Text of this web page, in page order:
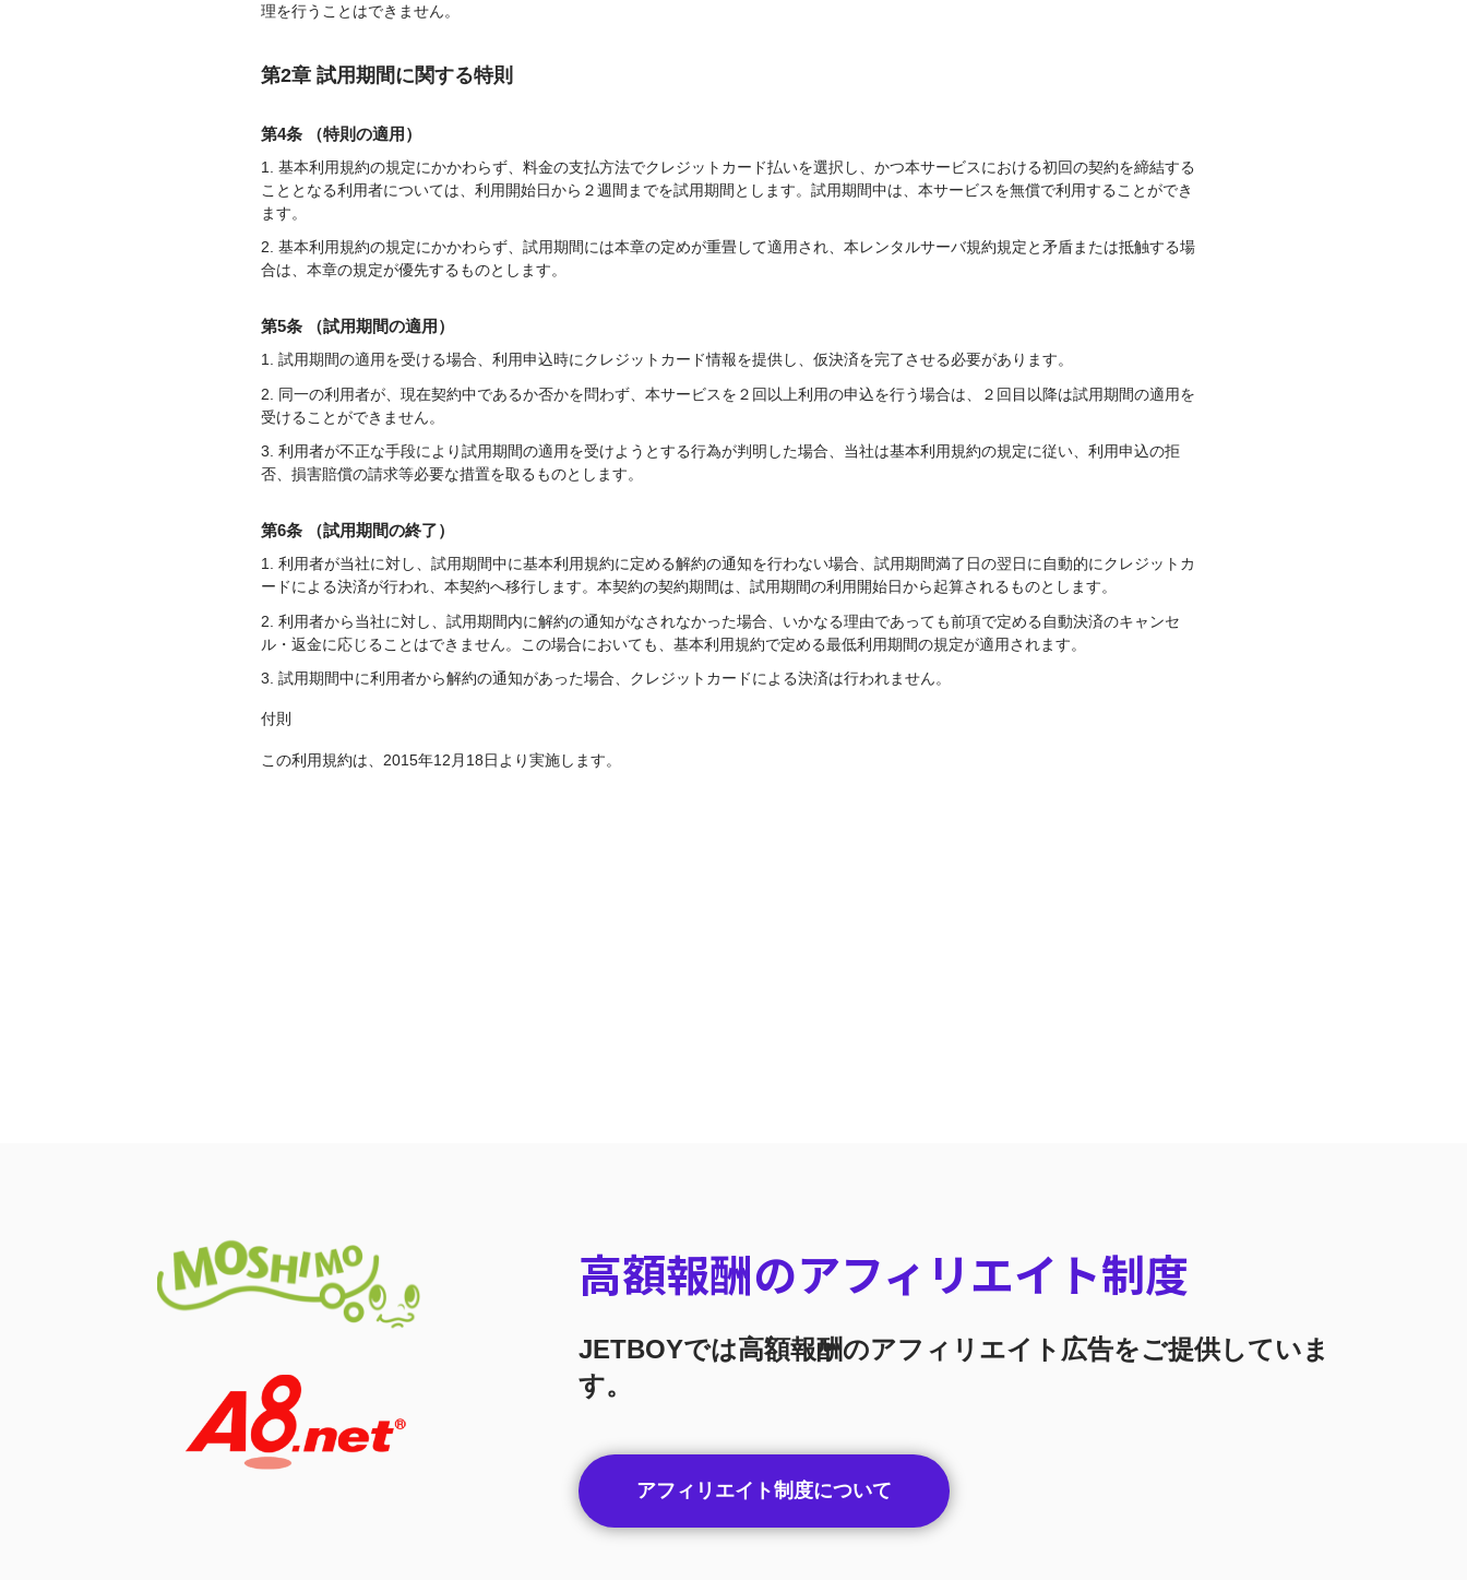
理を行うことはできません。
第2章 試用期間に関する特則
第4条 （特則の適用）
1. 基本利用規約の規定にかかわらず、料金の支払方法でクレジットカード払いを選択し、かつ本サービスにおける初回の契約を締結する
こととなる利用者については、利用開始日から２週間までを試用期間とします。試用期間中は、本サービスを無償で利用することができ
ます。
2. 基本利用規約の規定にかかわらず、試用期間には本章の定めが重畳して適用され、本レンタルサーバ規約規定と矛盾または抵触する場
合は、本章の規定が優先するものとします。
第5条 （試用期間の適用）
1. 試用期間の適用を受ける場合、利用申込時にクレジットカード情報を提供し、仮決済を完了させる必要があります。
2. 同一の利用者が、現在契約中であるか否かを問わず、本サービスを２回以上利用の申込を行う場合は、２回目以降は試用期間の適用を
受けることができません。
3. 利用者が不正な手段により試用期間の適用を受けようとする行為が判明した場合、当社は基本利用規約の規定に従い、利用申込の拒
否、損害賠償の請求等必要な措置を取るものとします。
第6条 （試用期間の終了）
1. 利用者が当社に対し、試用期間中に基本利用規約に定める解約の通知を行わない場合、試用期間満了日の翌日に自動的にクレジットカ
ードによる決済が行われ、本契約へ移行します。本契約の契約期間は、試用期間の利用開始日から起算されるものとします。
2. 利用者から当社に対し、試用期間内に解約の通知がなされなかった場合、いかなる理由であっても前項で定める自動決済のキャンセ
ル・返金に応じることはできません。この場合においても、基本利用規約で定める最低利用期間の規定が適用されます。
3. 試用期間中に利用者から解約の通知があった場合、クレジットカードによる決済は行われません。
付則
この利用規約は、2015年12月18日より実施します。
高額報酬のアフィリエイト制度
JETBOYでは高額報酬のアフィリエイト広告をご提供していま
す。
アフィリエイト制度について